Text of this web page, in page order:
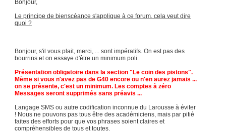
Bonjour,
Le principe de bienscéance s'applique à ce forum. cela veut dire
quoi ?
Bonjour, s'il vous plait, merci, ... sont impératifs. On est pas des
bourrins et on essaye d'être un minimum poli.
Présentation obligatoire dans la section "Le coin des pistons".
Même si vous n'avez pas de G40 encore ou n'en aurez jamais ...
on se présente, c'est un minimum. Les comptes à zéro
Messages seront supprimés sans préavis ...
Langage SMS ou autre codification inconnue du Larousse à éviter
! Nous ne pouvons pas tous être des académiciens, mais par pitié
faites des efforts pour que vos phrases soient claires et
compréhensibles de tous et toutes.